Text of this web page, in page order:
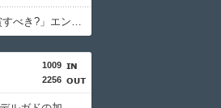
外国人「2026年バロンドールは誰が受賞すべき?」エンバペ、今季無冠でも初受賞か!?海外ファンが考える本命とは!?【海外の反応】
1009
2256